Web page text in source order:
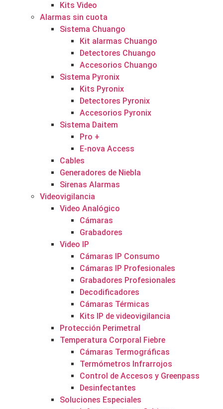
Kits Video
Alarmas sin cuota
Sistema Chuango
Kit alarmas Chuango
Detectores Chuango
Accesorios Chuango
Sistema Pyronix
Kits Pyronix
Detectores Pyronix
Accesorios Pyronix
Sistema Daitem
Pro +
E-nova Access
Cables
Generadores de Niebla
Sirenas Alarmas
Videovigilancia
Video Analógico
Cámaras
Grabadores
Video IP
Cámaras IP Consumo
Cámaras IP Profesionales
Grabadores Profesionales
Decodificadores
Cámaras Térmicas
Kits IP de videovigilancia
Protección Perimetral
Temperatura Corporal Fiebre
Cámaras Termográficas
Termómetros Infrarrojos
Control de Accesos y Greenpass
Desinfectantes
Soluciones Especiales